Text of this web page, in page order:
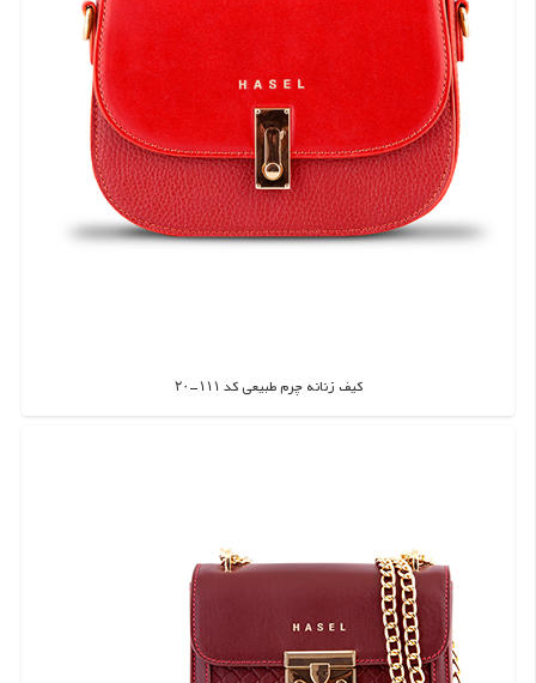
کیف زنانه چرم طبیعی کد ۱۱۱-۲۰
اطلاعات بیشتر